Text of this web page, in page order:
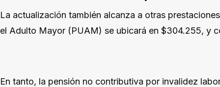
La actualización también alcanza a otras
el Adulto Mayor (PUAM) se ubicará en $304.255, y
En tanto, la pensión no contributiva por invalidez